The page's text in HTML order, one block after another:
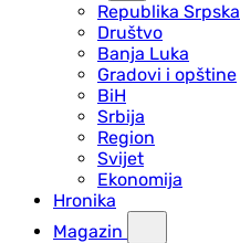
Republika Srpska
Društvo
Banja Luka
Gradovi i opštine
BiH
Srbija
Region
Svijet
Ekonomija
Hronika
Magazin